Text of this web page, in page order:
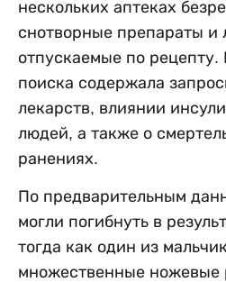
нескольких аптеках
снотворные препараты и
отпускаемые по рецепту.
поиска содержала
лекарств, влиянии
людей, а также о
ранениях.
По предварительным
могли погибнуть в
тогда как один из
множественные ножевые